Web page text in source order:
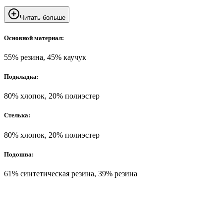
Читать больше
Основной материал:
55% резина, 45% каучук
Подкладка:
80% хлопок, 20% полиэстер
Стелька:
80% хлопок, 20% полиэстер
Подошва:
61% синтетическая резина, 39% резина